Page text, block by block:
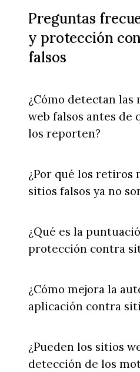
Preguntas
y protección
falsos
¿Cómo detectan las
web falsos antes de
los reporten?
¿Por qué los retiros
sitios falsos ya no
¿Qué es la
protección contra
¿Cómo mejora la
aplicación contra
¿Pueden los sitios
detección de los